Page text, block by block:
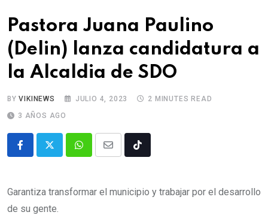
Pastora Juana Paulino
(Delin) lanza candidatura a
la Alcaldia de SDO
BYVIKINEWS JULIO 4, 2023
2 MINUTES READ
3 AÑOS AGO
Garantiza transformar el municipio y trabajar por el desarrollo
de su gente.